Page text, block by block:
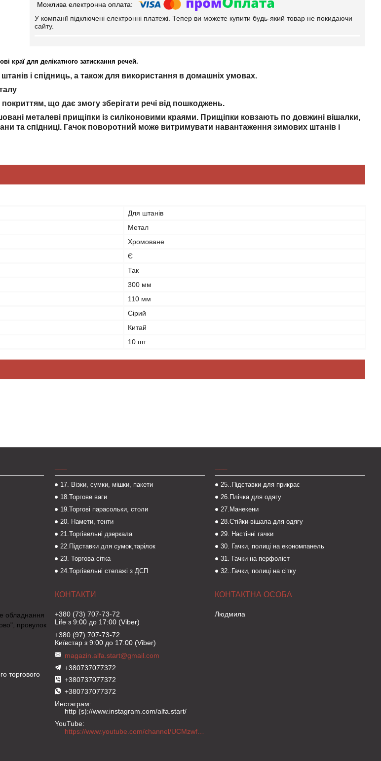
У компанії підключені електронні платежі. Тепер ви можете купити будь-який товар не покидаючи
сайту.
краї для делікатного затискання речей.
і спідниць, а також для використання в домашніх умовах.
що дає змогу зберігати речі від пошкоджень.
металеві прищіпки із силіконовими краями. Прищіпки ковзають по довжині вішалки,
та спідниці. Гачок поворотний може витримувати навантаження зимових штанів і
Для штанів
Метал
Хромоване
Є
Так
300 мм
110 мм
Сірий
Китай
10 шт.
17. Візки, сумки, мішки, пакети
18.Торгове ваги
19.Торгові парасольки, столи
20. Намети, тенти
21.Торгівельні дзеркала
22.Підставки для сумок,тарілок
23. Торгова сітка
24.Торгівельні стелажі з ДСП
25..Підставки для прикрас
26.Плічка для одягу
27.Манекени
28.Стійки-вішала для одягу
29. Настінні гачки
30. Гачки, полиці на економпанель
31. Гачки на перфоліст
32..Гачки, полиці на сітку
обладнання
провулок
торгового
+380 (73) 707-73-72
Life з 9:00 до 17:00 (Viber)
+380 (97) 707-73-72
Київстар з 9:00 до 17:00 (Viber)
magazin.alfa.start@gmail.com
+380737077372
+380737077372
+380737077372
Инстаграм
http (s)://www.instagram.com/alfa.start/
YouTube
https://www.youtube.com/channel/UCMzwfuPdxogFIKF_nELVFNw
Людмила